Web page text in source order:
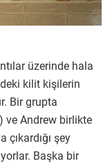
üzerinde hala
kilit kişilerin
Bir grupta
ve Andrew birlikte
çıkardığı şey
Başka bir